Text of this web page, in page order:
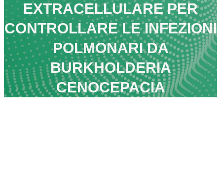
EXTRACELLULARE PER
CONTROLLARE LE INFEZIONI
POLMONARI DA
BURKHOLDERIA
CENOCEPACIA